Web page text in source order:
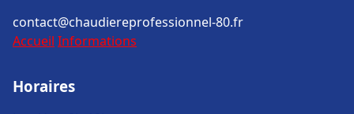
contact@chaudiereprofessionnel-80.fr
Accueil Informations
Horaires